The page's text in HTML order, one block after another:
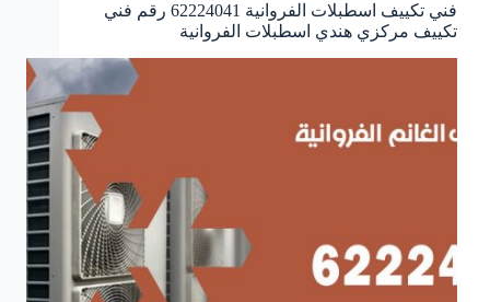
فني تكييف اسطبلات الفروانية 62224041 رقم فني
تكييف مركزي هندي اسطبلات الفروانية